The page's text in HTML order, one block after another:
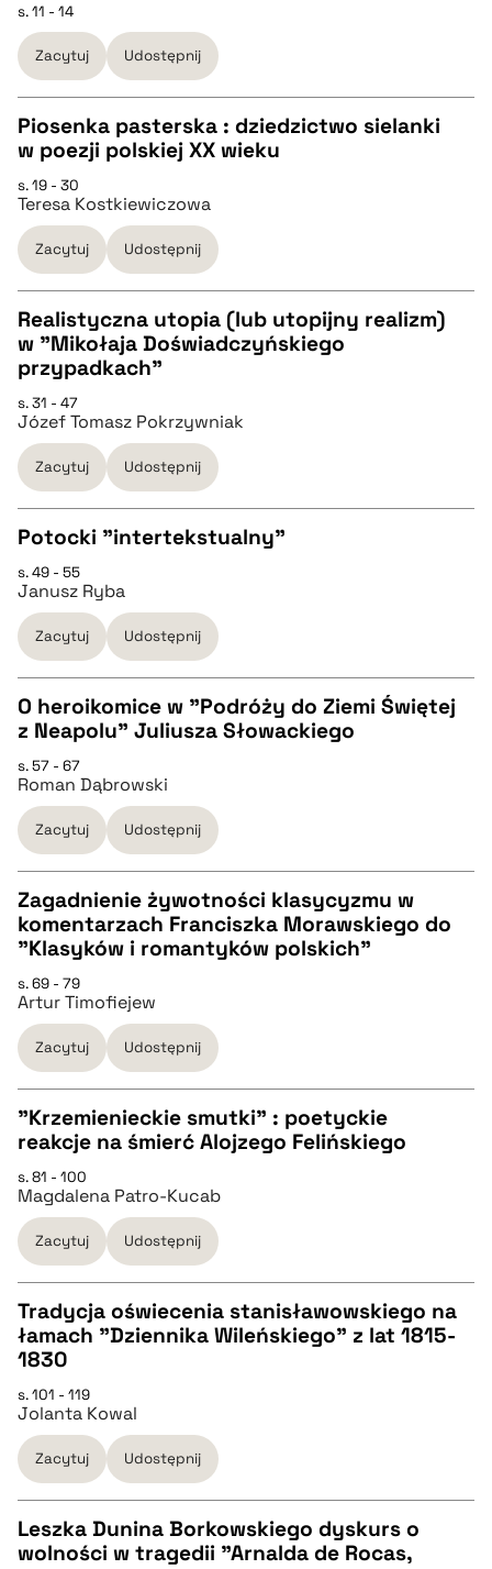
CZYSTY TEKST
pobierz cytat
BIBTEX
pobierz cytat
s. 11 - 14
Zacytuj Udostępnij
CZYSTY TEKST
pobierz cytat
BIBTEX
pobierz cytat
Piosenka pasterska : dziedzictwo sielanki
w poezji polskiej XX wieku
s. 19 - 30
Teresa Kostkiewiczowa
Zacytuj Udostępnij
CZYSTY TEKST
pobierz cytat
BIBTEX
Realistyczna utopia (lub utopijny realizm)
w "Mikołaja Doświadczyńskiego
przypadkach"
s. 31 - 47
Józef Tomasz Pokrzywniak
Zacytuj Udostępnij
CZYSTY TEKST
pobierz cytat
BIBTEX
pobierz cytat
Potocki "intertekstualny"
s. 49 - 55
Janusz Ryba
Zacytuj Udostępnij
CZYSTY TEKST
pobierz cytat
BIBTEX
pobierz cytat
O heroikomice w "Podróży do Ziemi Świętej
z Neapolu" Juliusza Słowackiego
s. 57 - 67
Roman Dąbrowski
Zacytuj Udostępnij
CZYSTY TEKST
pobierz cytat
BIBTEX
pobierz cytat
Zagadnienie żywotności klasycyzmu w
komentarzach Franciszka Morawskiego do
"Klasyków i romantyków polskich"
s. 69 - 79
Artur Timofiejew
Zacytuj Udostępnij
CZYSTY TEKST
pobierz cytat
BIBTEX
pobierz cytat
"Krzemienieckie smutki" : poetyckie
reakcje na śmierć Alojzego Felińskiego
s. 81 - 100
Magdalena Patro-Kucab
Zacytuj Udostępnij
CZYSTY TEKST
pobierz cytat
BIBTEX
pobierz cytat
Tradycja oświecenia stanisławowskiego na
łamach "Dziennika Wileńskiego" z lat 1815-
1830
s. 101 - 119
Jolanta Kowal
Zacytuj Udostępnij
Leszka Dunina Borkowskiego dyskurs o
wolności w tragedii "Arnalda de Rocas,